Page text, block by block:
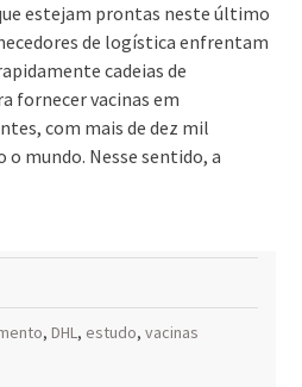
estejam prontas neste último
de logística enfrentam
cadeias de
fornecer vacinas em
com mais de dez mil
mundo. Nesse sentido, a
, DHL, estudo, vacinas